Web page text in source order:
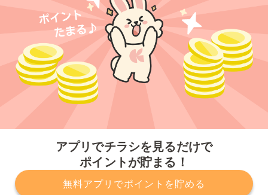
アプリでチラシを見るだけで
ポイントが貯まる！
無料アプリでポイントを貯める